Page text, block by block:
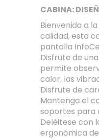
CABINA:
Bienvenido a
calidad, esta
pantalla
Disfrute de
permite
calor, las
Disfrute de
Mantenga el
soportes para
Deléitese con
ergonómica